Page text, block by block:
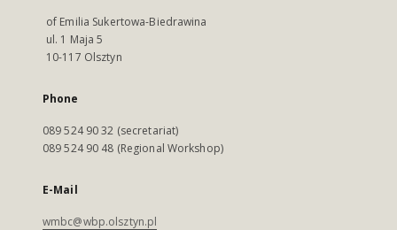
of Emilia Sukertowa-Biedrawina
ul. 1 Maja 5
10-117 Olsztyn
Phone
089 524 90 32 (secretariat)
089 524 90 48 (Regional Workshop)
E-Mail
wmbc@wbp.olsztyn.pl